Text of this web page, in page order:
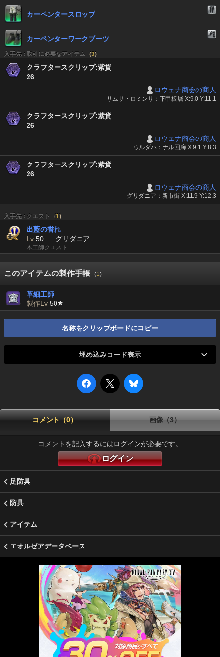
カーペンタースロップ
カーペンターワークブーツ
入手先 : 取引に必要なアイテム (3)
クラフタースクリップ:紫貨
26
ロウェナ商会の商人
リムサ・ロミンサ：下甲板層 X:9.0 Y:11.1
クラフタースクリップ:紫貨
26
ロウェナ商会の商人
ウルダハ：ナル回廊 X:9.1 Y:8.3
クラフタースクリップ:紫貨
26
ロウェナ商会の商人
グリダニア：新市街 X:11.9 Y:12.3
入手先 : クエスト (1)
出藍の誉れ
Lv 50 グリダニア
木工師クエスト
このアイテムの製作手帳 (1)
革細工師
製作Lv 50
名称をクリップボードにコピー
埋め込みコード表示
コメント（0） 画像（3）
コメントを記入するにはログインが必要です。
ログイン
足防具
防具
アイテム
エオルゼアデータベース